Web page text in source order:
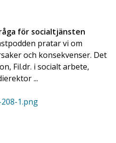
för socialtjänsten
pratar vi om
och konsekvenser. Det
Fil.dr. i socialt arbete,
...